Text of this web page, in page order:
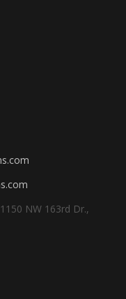
NW 163rd Dr.,